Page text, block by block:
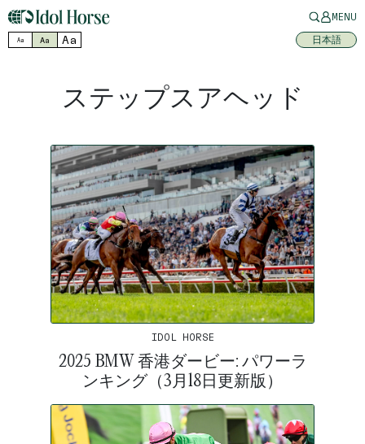
MENU
Aa Aa Aa 日本語
ステップスアヘッド
IDOL HORSE
2025 BMW 香港ダービー: パワーラ
ンキング（3月18日更新版）